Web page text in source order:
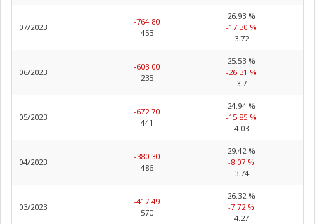
07/2023
-764.80
453
26.93 %
-17.30 %
3.72
06/2023
-603.00
235
25.53 %
-26.31 %
3.7
05/2023
-672.70
441
24.94 %
-15.85 %
4.03
04/2023
-380.30
486
29.42 %
-8.07 %
3.74
03/2023
-417.49
570
26.32 %
-7.72 %
4.27